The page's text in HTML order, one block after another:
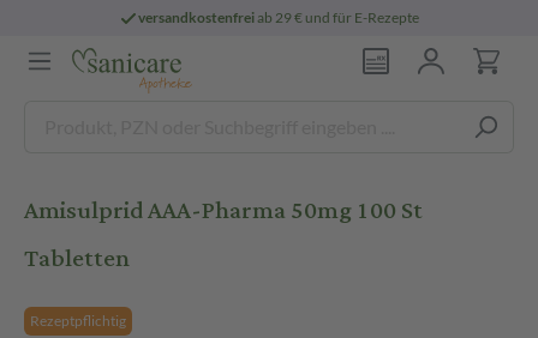
versandkostenfreiab 29 € und für E-Rezepte
Amisulprid AAA-Pharma 50mg 100 St
Tabletten
Rezeptpflichtig